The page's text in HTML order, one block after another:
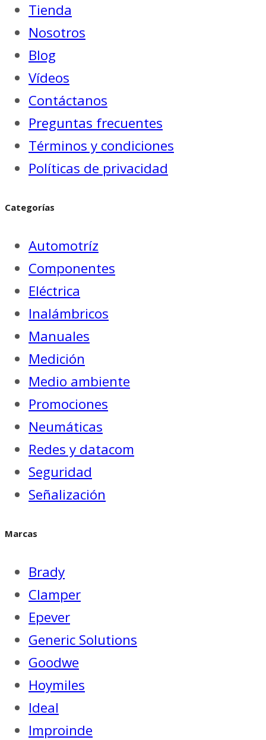
Tienda
Nosotros
Blog
Vídeos
Contáctanos
Preguntas frecuentes
Términos y condiciones
Políticas de privacidad
Categorías
Automotríz
Componentes
Eléctrica
Inalámbricos
Manuales
Medición
Medio ambiente
Promociones
Neumáticas
Redes y datacom
Seguridad
Señalización
Marcas
Brady
Clamper
Epever
Generic Solutions
Goodwe
Hoymiles
Ideal
Improinde